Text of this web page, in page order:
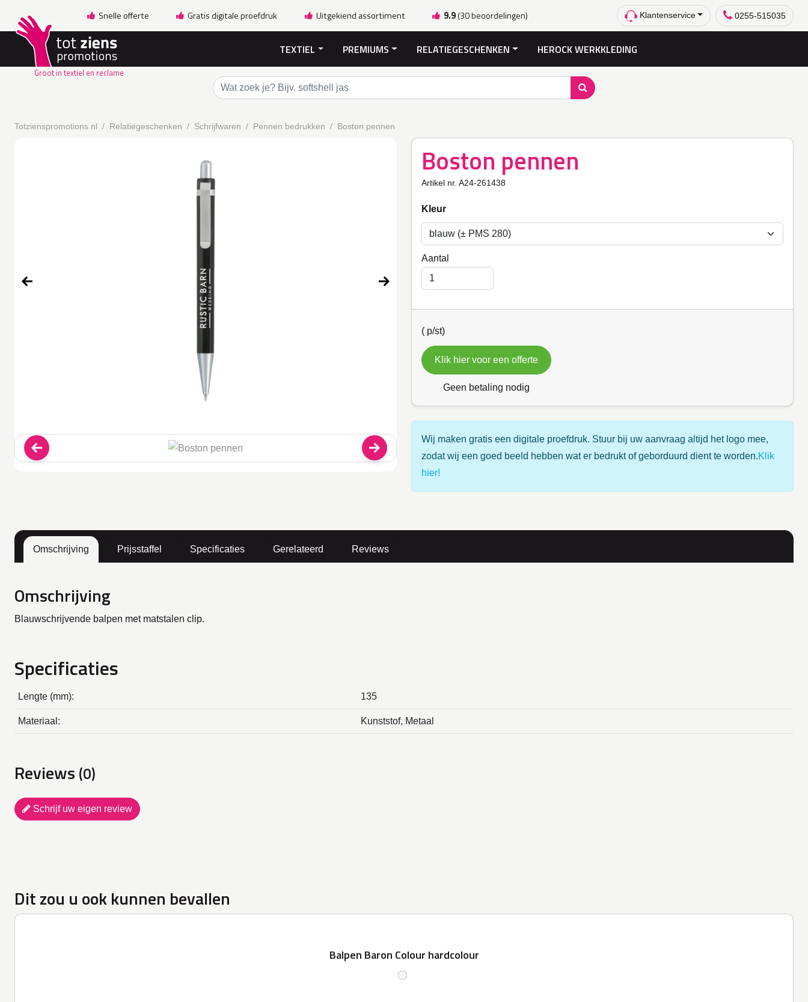
Snelle offerte Gratis digitale proefdruk Uitgekiend assortiment 9.9(30 beoordelingen) Klantenservice 0255-515035
Groot in textiel en reclame
TEXTIEL PREMIUMS RELATIEGESCHENKEN HEROCK WERKKLEDING
Totzienspromotions.nl Relatiegeschenken Schrijfwaren Pennen bedrukken Boston pennen
Boston pennen
Artikel nr. A24-261438
Kleur
Aantal
( p/st)
Klik hier voor een offerte
Geen betaling nodig
Wij maken gratis een digitale proefdruk. Stuur bij uw aanvraag altijd het logo mee,
zodat wij een goed beeld hebben wat er bedrukt of geborduurd dient te worden.Klik
hier!
Omschrijving Prijsstaffel Specificaties Gerelateerd Reviews
Omschrijving
Blauwschrijvende balpen met matstalen clip.
Specificaties
Lengte (mm): 135
Materiaal: Kunststof, Metaal
Reviews (0)
Schrijf uw eigen review
Dit zou u ook kunnen bevallen
Balpen Baron Colour hardcolour